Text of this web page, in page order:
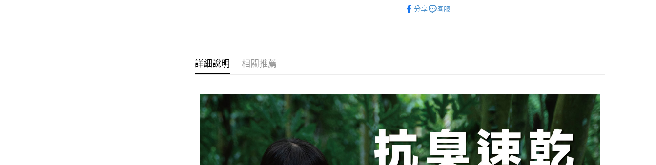
3.實際核准額度、可分期數及費用金額請依後續交易確認頁面所載為準。
4.訂單成立30分鐘內，如未前往確認交易或遇審核未通過，訂單將自動取
【注意事項】
1.本服務係由「台灣大哥大股份有限公司」（以下簡稱本公司）所提供，讓
用戶於交易時，得透過本服務購買商品或服務，並由商店將買賣／分期付
款買賣價金債權讓與本公司後，依約使用本公司帳單繳交帳款。
2.基於同意付款使用「大哥付你分期」之契約關係目的，商店將以您的個人
資料（包含姓名、電話或地址）提供予台灣大哥大進項蒐集、處理及利
用，由本公司與您本人進行分期帳單所需資料之確認、核對及更正。
3.完整用戶服務條款，請詳閱以下連結：https://oppay.tw/userRule
便利好安心！
／ATM／網路銀行／等多元方式進行付款，方視為交易完成。
※ 請注意：結帳手續完成當下不需立刻繳費，但若您需要取消訂單，請聯
絡購買商品的店家。未經商家同意取消之訂單仍視為有效，需透過AFTEE
先享後付繳納相關費用。
※ 交易是否成功請以「AFTEE先享後付 」之結帳頁面顯示為準，若有關於
是否繳費成功／繳費後需取消欲退款等相關疑問，請聯繫「AFTEE先享後
付客戶支援中心」https://netprotections.freshdesk.com/support/home
7-11取貨付款
每筆NT$100，滿NT$1,000(含以上)免運費
付款後7-11取貨
每筆NT$100，滿NT$1,000(含以上)免運費
分享
客服
詳細說明 相關推薦